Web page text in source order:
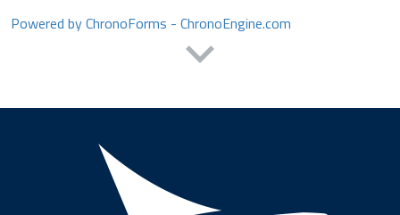
Powered by ChronoForms - ChronoEngine.com